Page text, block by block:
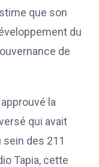
que son
du
de
la
qui avait
des 211
Tapia, cette